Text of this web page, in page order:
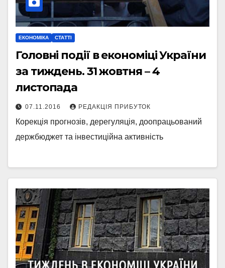
ЕКОНОМІКА СТАТТІ
Головні події в економіці України
за тиждень. 31 жовтня – 4
листопада
07.11.2016 РЕДАКЦІЯ ПРИБУТОК
Корекція прогнозів, дерегуляція, доопрацьований
держбюджет та інвестиційна активність